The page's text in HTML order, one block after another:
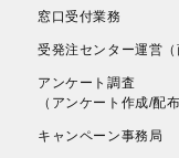
窓口受付業務
受発注センター運営
アンケート調査
（アンケート作成/配
キャンペーン事務局